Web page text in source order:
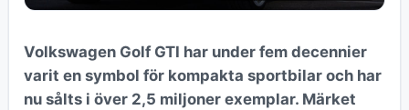
Volkswagen Golf GTI har under fem decennier
varit en symbol för kompakta sportbilar och har
nu sålts i över 2,5 miljoner exemplar. Märket